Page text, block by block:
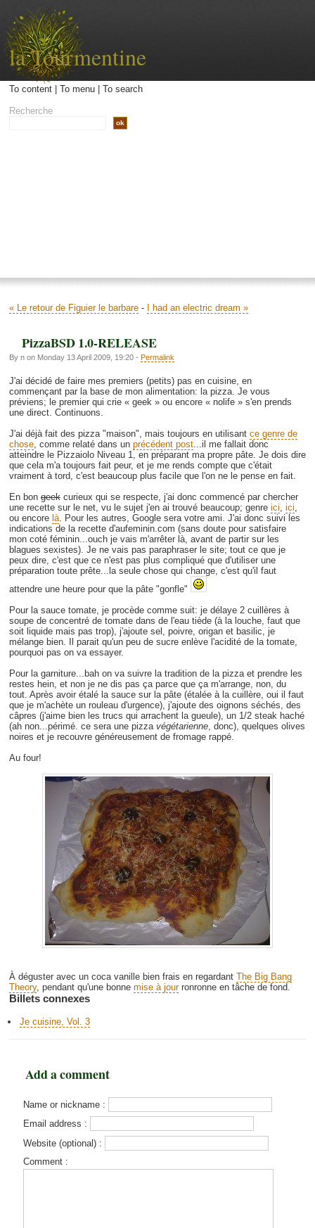
la Tourmentine
To content| To menu| To search
Recherche
« Le retour de Figuier le barbare - I had an electric dream »
PizzaBSD 1.0-RELEASE
By n on Monday 13 April 2009, 19:20 - Permalink
J'ai décidé de faire mes premiers (petits) pas en cuisine, en
commençant par la base de mon alimentation: la pizza. Je vous
préviens; le premier qui crie « geek » ou encore « nolife » s'en prends
une direct. Continuons.
J'ai déjà fait des pizza "maison", mais toujours en utilisant ce genre de
chose, comme relaté dans un précédent post...il me fallait donc
atteindre le Pizzaiolo Niveau 1, en préparant ma propre pâte. Je dois dire
que cela m'a toujours fait peur, et je me rends compte que c'était
vraiment à tord, c'est beaucoup plus facile que l'on ne le pense en fait.
En bongeekcurieux qui se respecte, j'ai donc commencé par chercher
une recette sur le net, vu le sujet j'en ai trouvé beaucoup; genre ici ici
ou encore là. Pour les autres, Google sera votre ami. J'ai donc suivi les
indications de la recette d'aufeminin.com (sans doute pour satisfaire
mon coté féminin...ouch je vais m'arrêter là, avant de partir sur les
blagues sexistes). Je ne vais pas paraphraser le site; tout ce que je
peux dire, c'est que ce n'est pas plus compliqué que d'utiliser une
préparation toute prête...la seule chose qui change, c'est qu'il faut
attendre une heure pour que la pâte "gonfle"
Pour la sauce tomate, je procède comme suit: je délaye 2 cuillères à
soupe de concentré de tomate dans de l'eau tiède (à la louche, faut que
soit liquide mais pas trop), j'ajoute sel, poivre, origan et basilic, je
mélange bien. Il parait qu'un peu de sucre enlève l'acidité de la tomate,
pourquoi pas on va essayer.
Pour la garniture...bah on va suivre la tradition de la pizza et prendre les
restes hein, et non je ne dis pas ça parce que ça m'arrange, non, du
tout. Après avoir étalé la sauce sur la pâte (étalée à la cuillère, oui il faut
que je m'achète un rouleau d'urgence), j'ajoute des oignons séchés, des
câpres (j'aime bien les trucs qui arrachent la gueule), un 1/2 steak haché
(ah non...périmé. ce sera une pizza végétarienne, donc), quelques olives
noires et je recouvre généreusement de fromage rappé.
Au four!
À déguster avec un coca vanille bien frais en regardant The Big Bang
Theory, pendant qu'une bonne mise à jourronronne en tâche de fond.
Billets connexes
Je cuisine, Vol. 3
Add a comment
Name or nickname :
Email address :
Website (optional) :
Comment :